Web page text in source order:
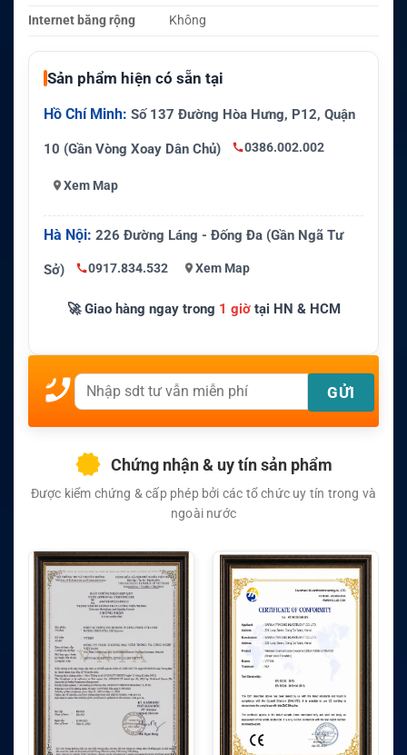
Internet băng rộng
Không
Sản phẩm hiện có sẵn tại
Hồ Chí Minh: Số 137 Đường Hòa Hưng, P12, Quận
10 (Gần Vòng Xoay Dân Chủ) 0386.002.002
Xem Map
Hà Nội: 226 Đường Láng - Đống Đa (Gần Ngã Tư
Sở) 0917.834.532 Xem Map
🚀 Giao hàng ngay trong 1 giờtại HN & HCM
Chứng nhận & uy tín sản phẩm
Được kiểm chứng & cấp phép bởi các tổ chức uy tín trong và
ngoài nước